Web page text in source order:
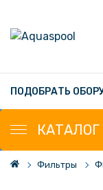
ПОДОБРАТЬ
КАТАЛОГ
Фильтры